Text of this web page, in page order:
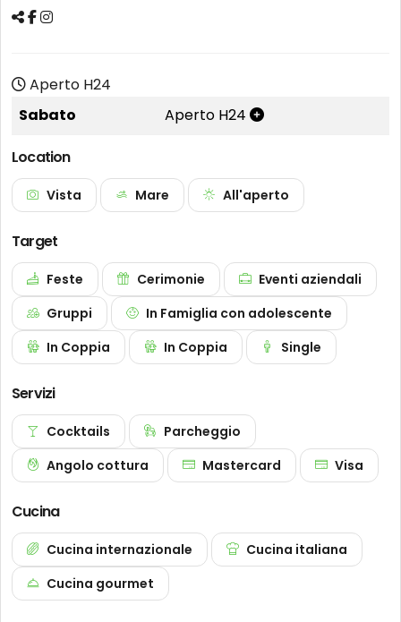
Aperto H24
Sabato
Aperto H24
Location
Vista Mare All'aperto
Target
Feste Cerimonie
Eventi aziendali
Gruppi
In Famiglia con adolescente
In Coppia
In Coppia Single
Servizi
Cocktails
Parcheggio
Angolo cottura
Mastercard Visa
Cucina
Cucina internazionale
Cucina italiana
Cucina gourmet